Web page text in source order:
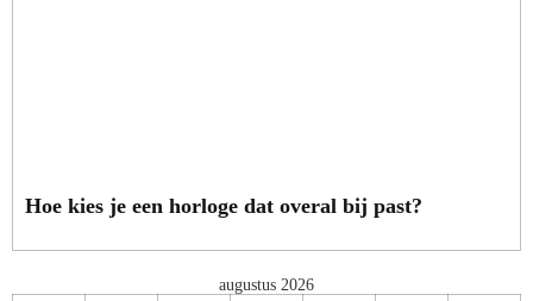
Hoe kies je een horloge dat overal bij past?
augustus 2026